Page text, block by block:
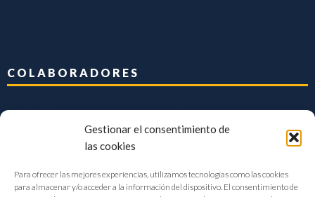
Gestionar el consentimiento de
las cookies
Para ofrecer las mejores experiencias, utilizamos tecnologías como las cookies
para almacenar y/o acceder a la información del dispositivo. El consentimiento de
COLABORADORES